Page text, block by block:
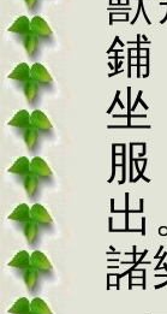
鋪
坐
出
諸